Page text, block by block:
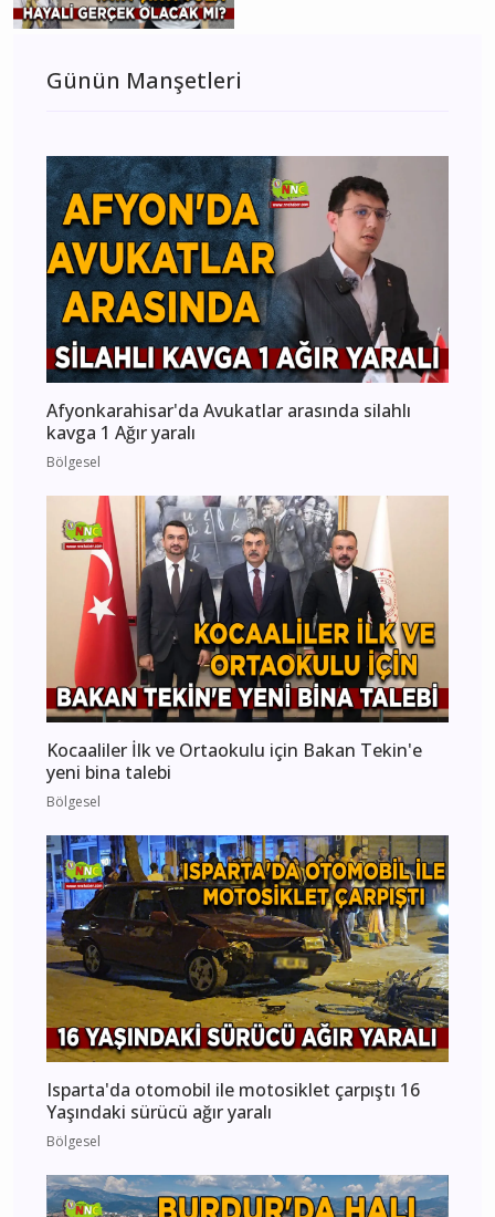
Günün Manşetleri
Afyonkarahisar'da Avukatlar arasında silahlı
kavga 1 Ağır yaralı
Bölgesel
Kocaaliler İlk ve Ortaokulu için Bakan Tekin'e
yeni bina talebi
Bölgesel
Isparta'da otomobil ile motosiklet çarpıştı 16
Yaşındaki sürücü ağır yaralı
Bölgesel